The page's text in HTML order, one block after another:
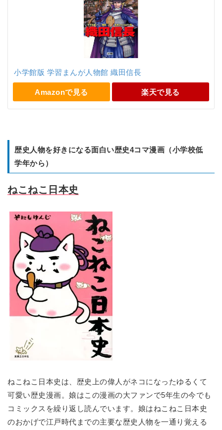
小学館版 学習まんが人物館 織田信長
Amazonで見る 楽天で見る
歴史人物を好きになる面白い歴史4コマ漫画（小学校低
学年から）
ねこねこ日本史
ねこねこ日本史は、歴史上の偉人がネコになったゆるくて
可愛い歴史漫画。娘はこの漫画の大ファンで5年生の今でも
コミックスを繰り返し読んでいます。娘はねこねこ日本史
のおかげで江戸時代までの主要な歴史人物を一通り覚える